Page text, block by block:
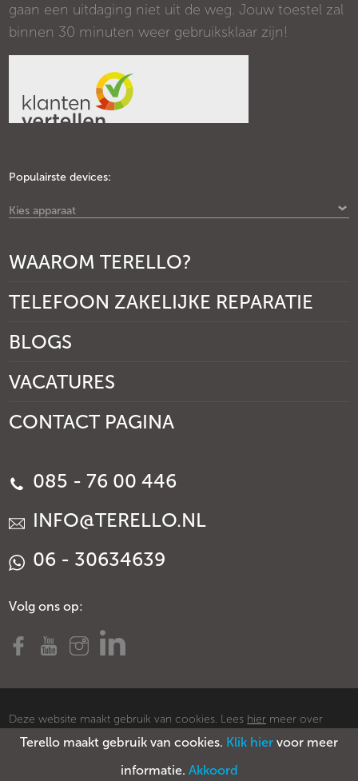
Terello maakt gebruik van cookies. Klik hier voor meer
informatie. Akkoord
gaan een uitdaging niet uit de weg. Jouw toestel zal
binnen 30 minuten weer gebruiksklaar zijn!
Populairste devices:
Kies apparaat
WAAROM TERELLO?
TELEFOON ZAKELIJKE REPARATIE
BLOGS
VACATURES
CONTACT PAGINA
085 - 76 00 446
INFO@TERELLO.NL
06 - 30634639
Volg ons op:
Deze website maakt gebruik van cookies. Lees hier meer over
cookies.
Voorwaarden Privacy policy